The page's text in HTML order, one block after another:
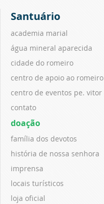
Santuário
academia marial
água mineral aparecida
cidade do romeiro
centro de apoio ao romeiro
centro de eventos pe. vitor
contato
doação
família dos devotos
história de nossa senhora
imprensa
locais turísticos
loja oficial